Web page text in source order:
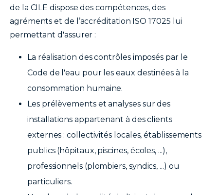
de la CILE dispose des compétences, des
agréments et de l’accréditation ISO 17025 lui
permettant d'assurer :
La réalisation des contrôles imposés par le
Code de l'eau pour les eaux destinées à la
consommation humaine.
Les prélèvements et analyses sur des
installations appartenant à des clients
externes : collectivités locales, établissements
publics (hôpitaux, piscines, écoles, ...),
professionnels (plombiers, syndics, ...) ou
particuliers.